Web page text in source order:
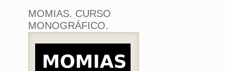
MOMIAS. CURSO
MONOGRÁFICO.